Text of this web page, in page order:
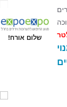
שלום אורח!